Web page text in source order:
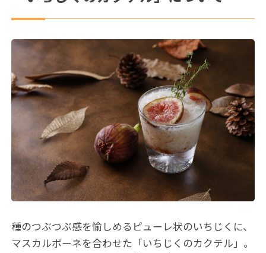
種のつぶつぶ感を愉しめるピューレ状のいちじくに、
マスカルポーネを合わせた「いちじくのカクテル」。